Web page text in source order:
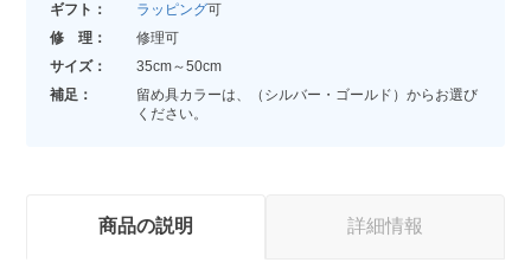
ギフト：
ラッピング可
修 理：
修理可
サイズ：
35cm～50cm
補足：
留め具カラーは、（シルバー・ゴールド）からお選び
ください。
商品の説明 詳細情報